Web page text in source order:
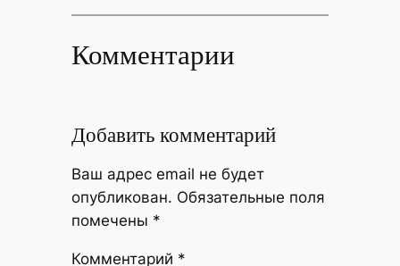
Комментарии
Добавить комментарий
Ваш адрес email не будет
опубликован. Обязательные поля
помечены *
Комментарий *